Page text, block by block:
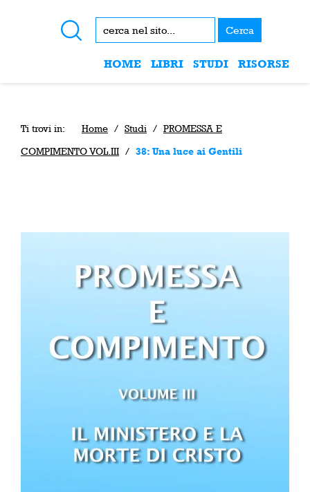
Cerca
HOME LIBRI STUDI RISORSE
Ti trovi in: Home / Studi / PROMESSA E
COMPIMENTO VOL.III / 38: Una luce ai Gentili